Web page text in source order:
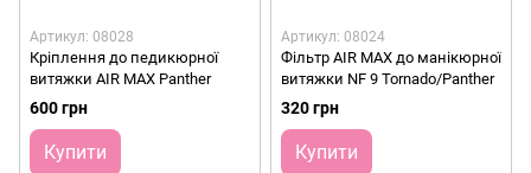
Артикул: 08028
Кріплення до педикюрної
витяжки AIR MAX Panther
600 грн
Купити
Артикул: 08024
Фільтр AIR MAX до манікюрної
витяжки NF 9 Tornado/Panther
320 грн
Купити